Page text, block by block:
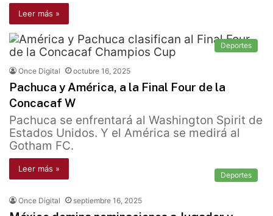
Leer más »
Deportes
Once Digital octubre 16, 2025
Pachuca y América, a la Final Four de la
Concacaf W
Pachuca se enfrentará al Washington Spirit de
Estados Unidos. Y el América se medirá al
Gotham FC.
Leer más »
Deportes
Once Digital septiembre 16, 2025